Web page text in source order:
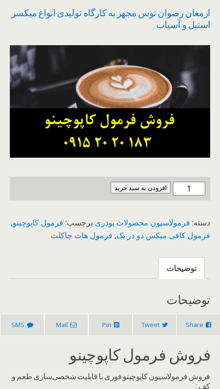
ارمغان رضوان توس مجهز به کارگاه تولیدی انواع میکسر
استیل و آسیاب
فروش
فرمول
عدد
افزودن به سبد خرید
دسته: فرمولاسیون محصولات پودری برچسب: فرمول کاپوچینو,
فرمول کافی میکس دو در یک, فرمول هات چاکلت
توضیحات
توضیحات
Share
Tweet
Pin
Mail
SMS
فروش فرمول کاپوچینو
فروش فرمولاسیون کاپوچینو فوری با قابلیت شخصی‌سازی طعم و
کف :